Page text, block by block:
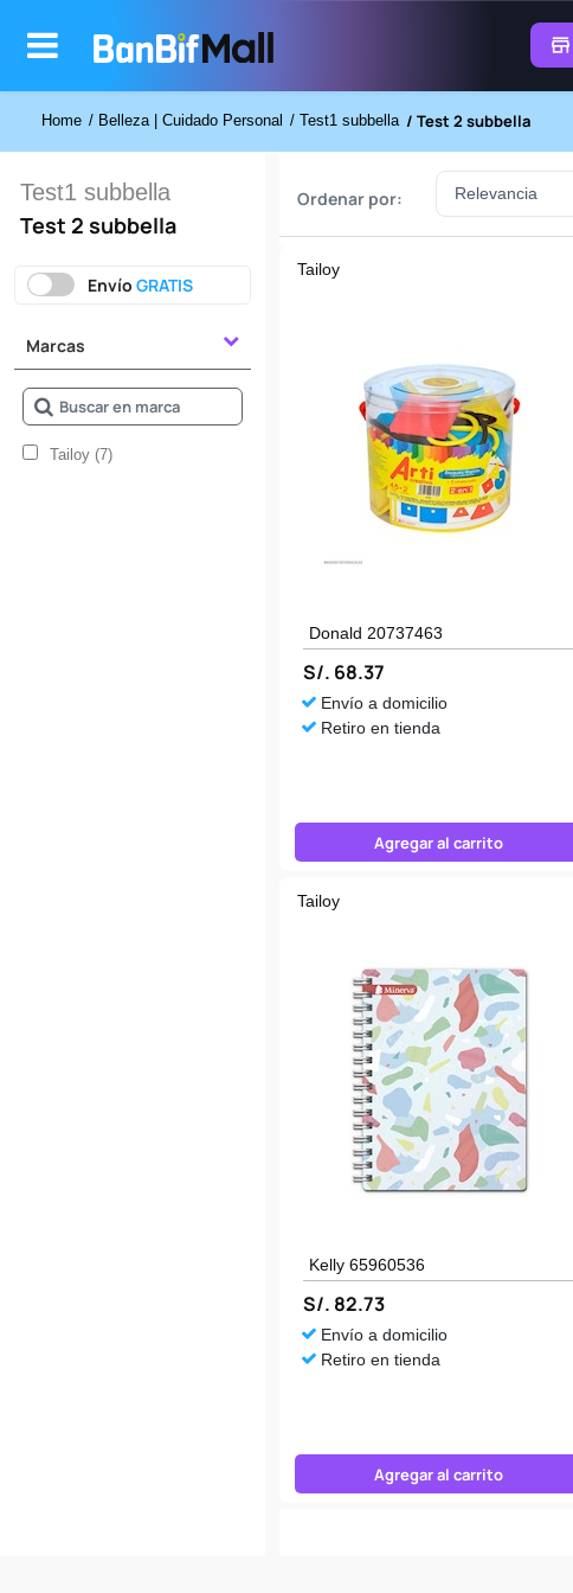
Home / Belleza | Cuidado Personal / Test1 subbella / Test 2 subbella
Test1 subbella
Test 2 subbella
Envío GRATIS
Marcas
Tailoy (7)
Ordenar por:
Tailoy
Donald 20737463
S/. 68.37
Envío a domicilio
Retiro en tienda
Agregar al carrito
Tailoy
Kelly 65960536
S/. 82.73
Envío a domicilio
Retiro en tienda
Agregar al carrito